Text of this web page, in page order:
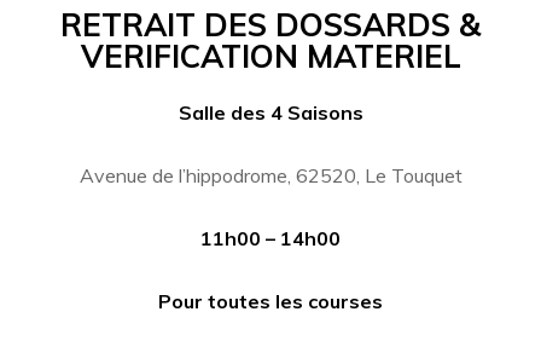
RETRAIT DES DOSSARDS &
VERIFICATION MATERIEL
Salle des 4 Saisons
Avenue de l’hippodrome, 62520, Le Touquet
11h00 – 14h00
Pour toutes les courses